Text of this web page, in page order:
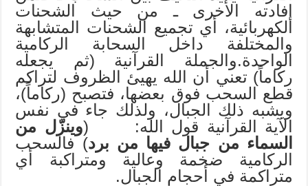
إفادته الأخرى ـ من حيث الشحنات
الكهربائية، أي تجميع الشحنات المتشابهة
والمختلفة داخل السحابة الركامية
الواحدة.والجملة القرآنية (ثم يجعله
ركاماً) تعني أن الله يهيئ الظروف لتراكم
قطع السحب فوق بعضها، فتصبح (ركاماً)،
ويشبه ذلك الجبال، ولذلك جاء في نفس
الآية القرآنية قول الله: (وينزّل من
السماء من جبال فيها من برد) فالسحب
الركامية ضخمة وعالية ومتراكبة أي
متراكمة في أحجام الجبال.